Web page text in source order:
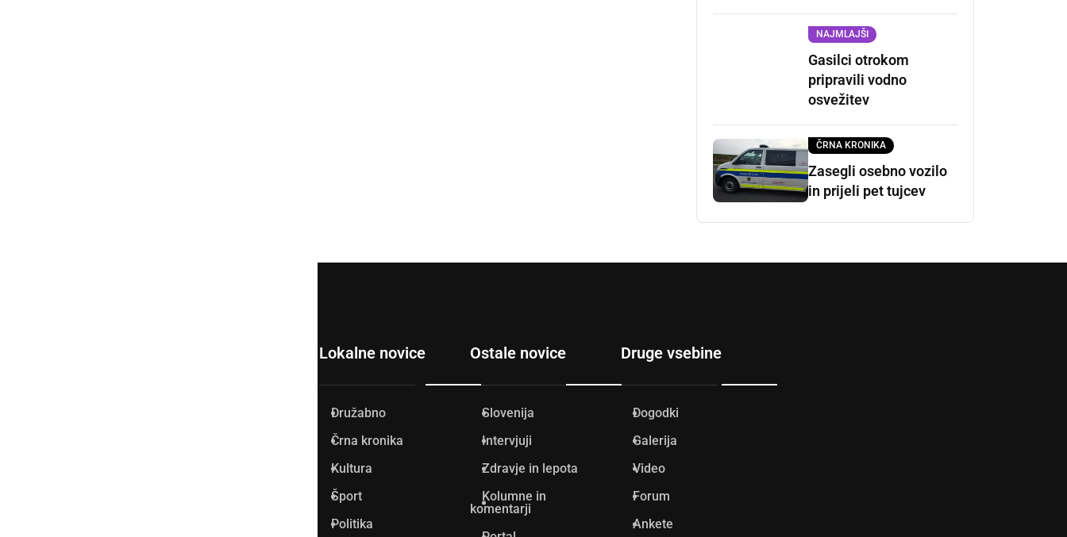
NAJMLAJŠI
Gasilci otrokom
pripravili vodno
osvežitev
ČRNA KRONIKA
Zasegli osebno vozilo
in prijeli pet tujcev
Lokalne novice
Družabno
Črna kronika
Kultura
Šport
Politika
Ostale novice
Slovenija
Intervjuji
Zdravje in lepota
Kolumne in
komentarji
Druge vsebine
Dogodki
Galerija
Video
Forum
Ankete